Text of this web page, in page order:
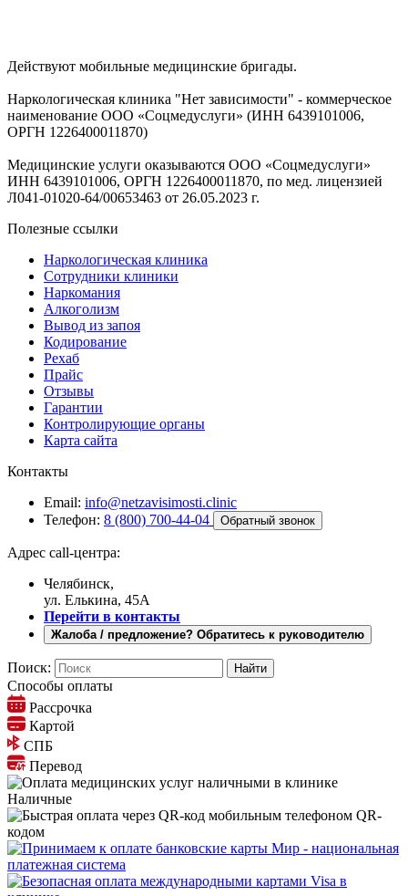
Действуют мобильные медицинские бригады.
Наркологическая клиника "Нет зависимости" - коммерческое
наименование ООО «Соцмедуслуги» (ИНН 6439101006,
ОРГН 1226400011870)
Медицинские услуги оказываются ООО «Соцмедуслуги»
ИНН 6439101006, ОРГН 1226400011870, по мед. лицензией
Л041-01020-64/00653463 от 26.05.2023 г.
Полезные ссылки
Наркологическая клиника
Сотрудники клиники
Наркомания
Алкоголизм
Вывод из запоя
Кодирование
Рехаб
Прайс
Отзывы
Гарантии
Контролирующие органы
Карта сайта
Контакты
Email: info@netzavisimosti.clinic
Телефон: 8 (800) 700-44-04 Обратный звонок
Адрес call-центра:
Челябинск,
ул. Елькина, 45А
Перейти в контакты
Жалоба / предложение? Обратитесь к руководителю
Поиск:
Способы оплаты
Рассрочка
Картой
СПБ
Перевод
Наличные
QR-
кодом